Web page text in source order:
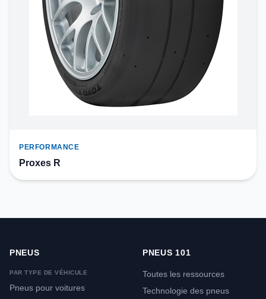
PERFORMANCE
Proxes R
PNEUS
PAR TYPE DE VÉHICULE
Pneus pour voitures
PNEUS 101
Toutes les ressources
Technologie des pneus